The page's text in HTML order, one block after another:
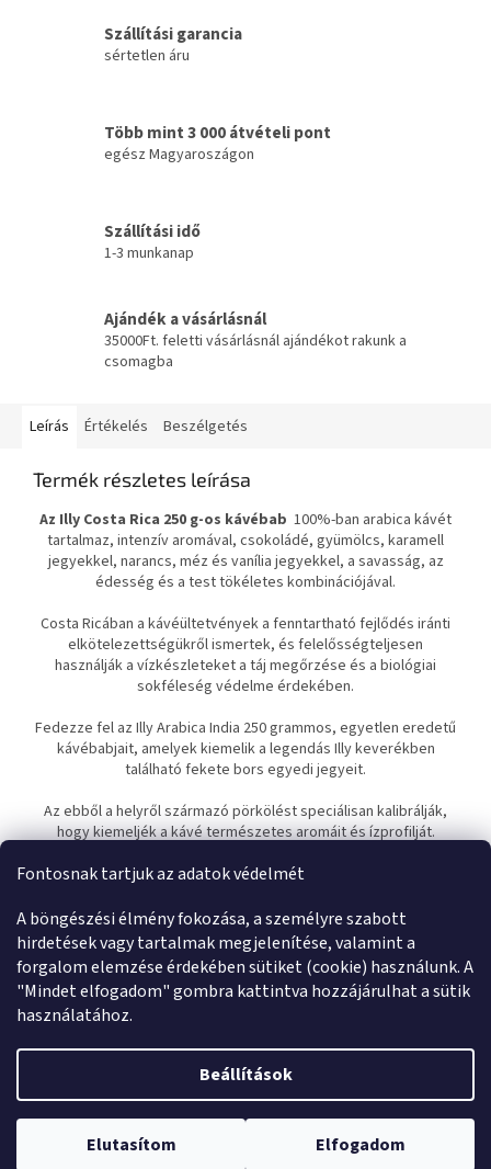
Fontosnak tartjuk az adatok védelmét
A böngészési élmény fokozása, a személyre szabott
hirdetések vagy tartalmak megjelenítése, valamint a
forgalom elemzése érdekében sütiket (cookie) használunk. A
"Mindet elfogadom" gombra kattintva hozzájárulhat a sütik
használatához.
Beállítások
Elutasítom Elfogadom
Szállítási garancia
sértetlen áru
Több mint 3 000 átvételi pont
egész Magyaroszágon
Szállítási idő
1-3 munkanap
Ajándék a vásárlásnál
35000Ft. feletti vásárlásnál ajándékot rakunk a
csomagba
Leírás Értékelés Beszélgetés
Termék részletes leírása
Az Illy Costa Rica 250 g-os kávébab 100%-ban arabica kávét
tartalmaz, intenzív aromával, csokoládé, gyümölcs, karamell
jegyekkel, narancs, méz és vanília jegyekkel, a savasság, az
édesség és a test tökéletes kombinációjával.
Costa Ricában a kávéültetvények a fenntartható fejlődés iránti
elkötelezettségükről ismertek, és felelősségteljesen
használják a vízkészleteket a táj megőrzése és a biológiai
sokféleség védelme érdekében.
Fedezze fel az Illy Arabica India 250 grammos, egyetlen eredetű
kávébabjait, amelyek kiemelik a legendás Illy keverékben
található fekete bors egyedi jegyeit.
Az ebből a helyről származó pörkölést speciálisan kalibrálják,
hogy kiemeljék a kávé természetes aromáit és ízprofilját.
egyedi pörkölési hőmérséklete és időtartama, hogy kiemelje az